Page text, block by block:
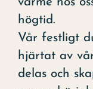
högtid.
Vår festligt
hjärtat av
delas och